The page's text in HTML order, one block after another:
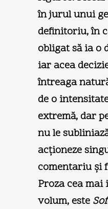
în jurul unui
definitoriu, în
obligat să ia o
iar acea
întreaga
de o
extremă, dar
nu le
acţioneze
comentariu şi
Proza cea mai
volum, este